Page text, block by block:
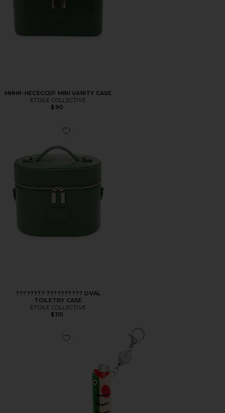
МИНИ-НЕСЕССЕР MINI VANITY CASE
ETOILE COLLECTIVE
$90
Favorite ???????? ?????????? OVAL TOILETRY CASE
???????? ?????????? OVAL
TOILETRY CASE
ETOILE COLLECTIVE
$110
Favorite БРЕЛОК